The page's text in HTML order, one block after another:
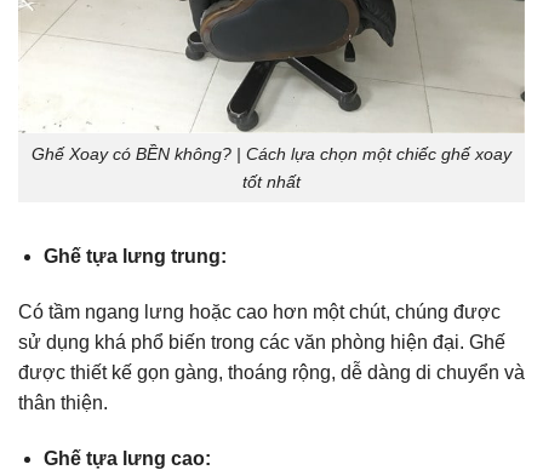
Ghế Xoay có BỀN không? | Cách lựa chọn một chiếc ghế xoay
tốt nhất
Ghế tựa lưng trung:
Có tầm ngang lưng hoặc cao hơn một chút, chúng được
sử dụng khá phổ biến trong các văn phòng hiện đại. Ghế
được thiết kế gọn gàng, thoáng rộng, dễ dàng di chuyển và
thân thiện.
Ghế tựa lưng cao: